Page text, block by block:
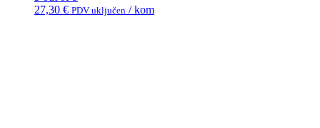
27,30 € PDV uključen / kom